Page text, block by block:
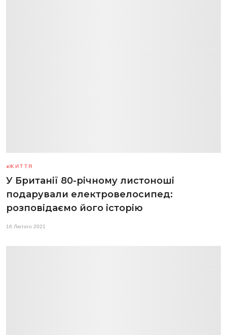
ЖИТТЯ
У Британії 80-річному листоноші
подарували електровелосипед:
розповідаємо його історію
16 Лютого 2021